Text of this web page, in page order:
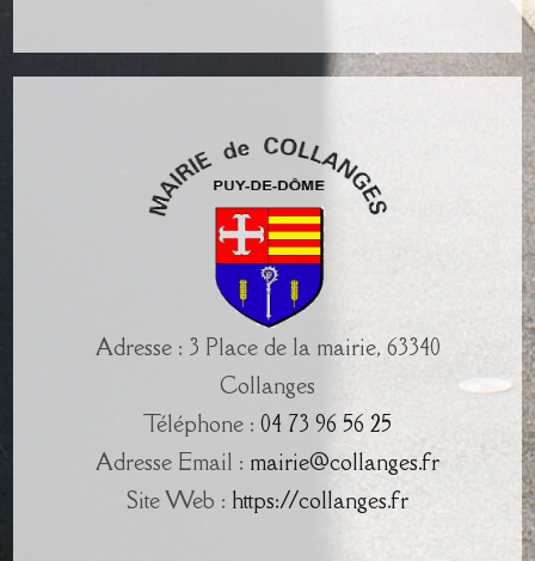
Adresse : 3 Place de la mairie, 63340
Collanges
Téléphone : 04 73 96 56 25
Adresse Email : mairie@collanges.fr
Site Web : https://collanges.fr